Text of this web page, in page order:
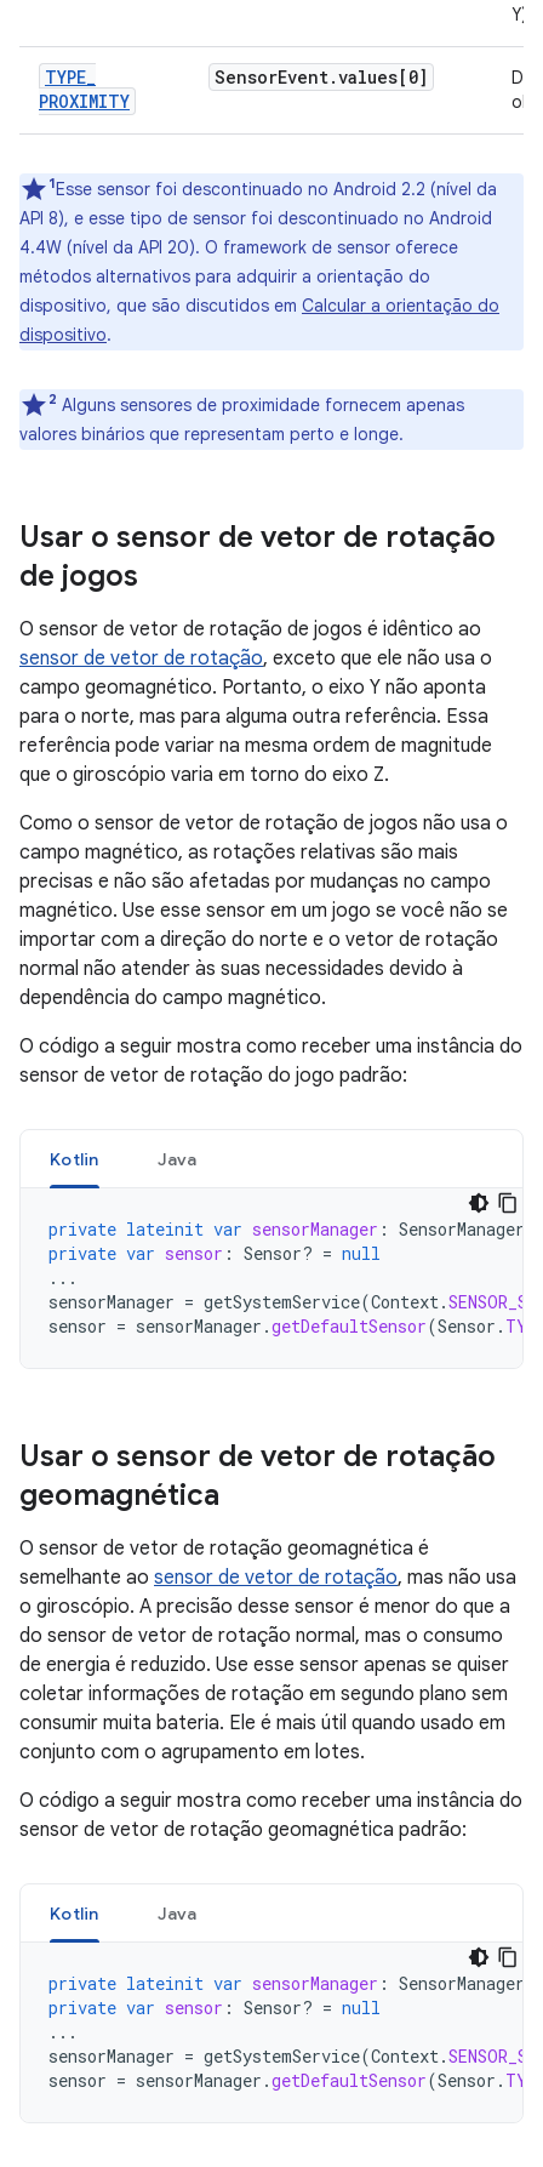
Y).
TYPE_
PROXIMITY
SensorEvent.values[0]
1Esse sensor foi descontinuado no Android 2.2 (nível da
API 8), e esse tipo de sensor foi descontinuado no Android
4.4W (nível da API 20). O framework de sensor oferece
métodos alternativos para adquirir a orientação do
dispositivo, que são discutidos em Calcular a orientação do
dispositivo.
2 Alguns sensores de proximidade fornecem apenas
valores binários que representam perto e longe.
Usar o sensor de vetor de rotação
de jogos
O sensor de vetor de rotação de jogos é idêntico ao
sensor de vetor de rotação, exceto que ele não usa o
campo geomagnético. Portanto, o eixo Y não aponta
para o norte, mas para alguma outra referência. Essa
referência pode variar na mesma ordem de magnitude
que o giroscópio varia em torno do eixo Z.
Como o sensor de vetor de rotação de jogos não usa o
campo magnético, as rotações relativas são mais
precisas e não são afetadas por mudanças no campo
magnético. Use esse sensor em um jogo se você não se
importar com a direção do norte e o vetor de rotação
normal não atender às suas necessidades devido à
dependência do campo magnético.
O código a seguir mostra como receber uma instância do
sensor de vetor de rotação do jogo padrão:
Kotlin Java
private lateinit var sensorManager : SensorManager
private var sensor : Sensor? = null
...
sensorManager = getSystemService(Context.
sensor = sensorManager .getDefaultSensor(Sensor .
Usar o sensor de vetor de rotação
geomagnética
O sensor de vetor de rotação geomagnética é
semelhante ao sensor de vetor de rotação, mas não usa
o giroscópio. A precisão desse sensor é menor do que a
do sensor de vetor de rotação normal, mas o consumo
de energia é reduzido. Use esse sensor apenas se quiser
coletar informações de rotação em segundo plano sem
consumir muita bateria. Ele é mais útil quando usado em
conjunto com o agrupamento em lotes.
O código a seguir mostra como receber uma instância do
sensor de vetor de rotação geomagnética padrão:
Kotlin Java
private lateinit var sensorManager : SensorManager
private var sensor : Sensor? = null
...
sensorManager = getSystemService(Context.
sensor = sensorManager .getDefaultSensor(Sensor .